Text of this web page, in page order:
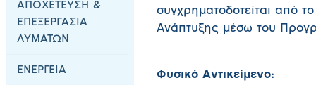
ΑΠΟΧΕΤΕΥΣΗ &
ΕΠΕΞΕΡΓΑΣΙΑ
ΛΥΜΑΤΩΝ
ΕΝΕΡΓΕΙΑ
συγχρηματοδοτείται από
Ανάπτυξης μέσω του
Φυσικό Αντικείμενο: